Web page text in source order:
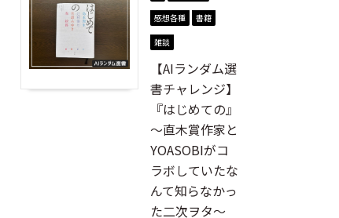
感想各種 書籍
雑談
【AIランダム選
書チャレンジ】
『はじめての』
～直木賞作家と
YOASOBIがコ
ラボしていたな
んて知らなかっ
た二次ヲタ～